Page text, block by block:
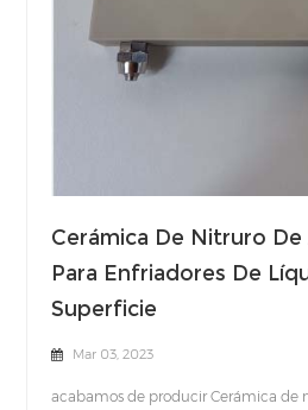
Cerámica De Nitruro
Para Enfriadores De
Superficie
Mar 03, 2023
acabamos de producir Cerámica de